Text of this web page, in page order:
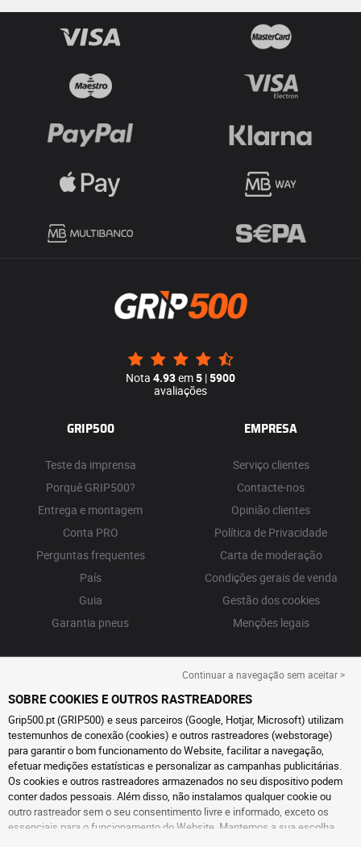
Nota 4.93em5 |5900
avaliações
GRIP500
Teste da imprensa
Porquê GRIP500?
Entrega e montagem
Conta PRO
Perguntas frequentes
País
Guia
Garantia pneus
EMPRESA
Serviço clientes
Contacte-nos
Opinião clientes
Política de Privacidade
Carta de moderação
Condições gerais de venda
Gestão dos cookies
Menções legais
Continuar a navegação sem aceitar >
SOBRE COOKIES E OUTROS RASTREADORES
Grip500.pt (GRIP500) e seus parceiros (Google, Hotjar, Microsoft) utilizam
testemunhos de conexão (cookies) e outros rastreadores (webstorage)
para garantir o bom funcionamento do Website, facilitar a navegação,
efetuar medições estatísticas e personalizar as campanhas publicitárias.
Os cookies e outros rastreadores armazenados no seu dispositivo podem
conter dados pessoais. Além disso, não instalamos qualquer cookie ou
outro rastreador sem o seu consentimento livre e informado, exceto os
essenciais para o funcionamento do Website. Mantemos a sua escolha